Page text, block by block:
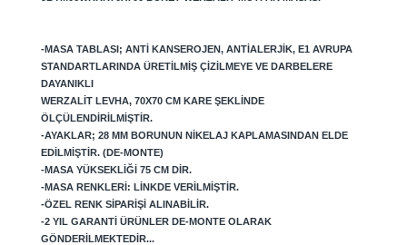
-MASA TABLASI; ANTI KANSEROJEN, ANTIALERJIK, E1 AVRUPA
STANDARTLARINDA ÜRETILMIŞ ÇIZILMEYE VE DARBELERE
DAYANIKLI
WERZALIT LEVHA, 70X70 CM KARE ŞEKLINDE
ÖLÇÜLENDIRILMIŞTIR.
-AYAKLAR; 28 MM BORUNUN NIKELAJ KAPLAMASINDAN ELDE
EDILMIŞTIR. (DE-MONTE)
-MASA YÜKSEKLIĞI 75 CM DIR.
-MASA RENKLERI: LINKDE VERILMIŞTIR.
-ÖZEL RENK SIPARIŞI ALINABILIR.
-2 YIL GARANTI ÜRÜNLER DE-MONTE OLARAK
GÖNDERILMEKTEDIR...